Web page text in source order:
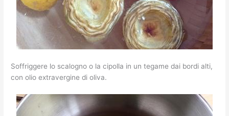
Soffriggere lo scalogno o la cipolla in un tegame dai bordi alti,
con olio extravergine di oliva.